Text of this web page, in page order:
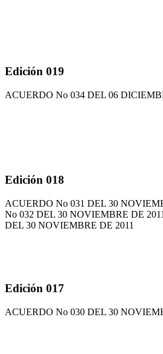
Edición 019
ACUERDO No 034 DEL 06
Edición 018
ACUERDO No 031 DEL 30
No 032 DEL 30 NOVIEMBRE DE
DEL 30 NOVIEMBRE DE 2011
Edición 017
ACUERDO No 030 DEL 30